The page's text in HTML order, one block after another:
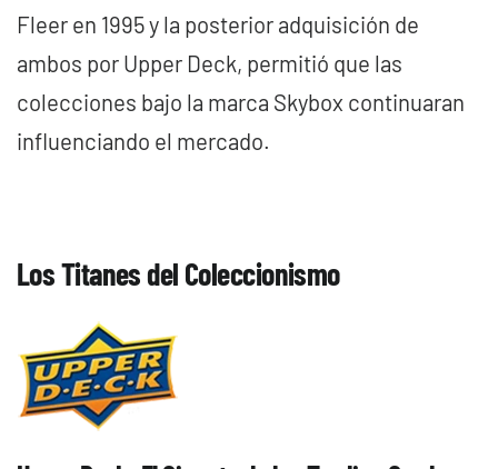
Fleer en 1995 y la posterior adquisición de
ambos por Upper Deck, permitió que las
colecciones bajo la marca Skybox continuaran
influenciando el mercado.
Los Titanes del Coleccionismo